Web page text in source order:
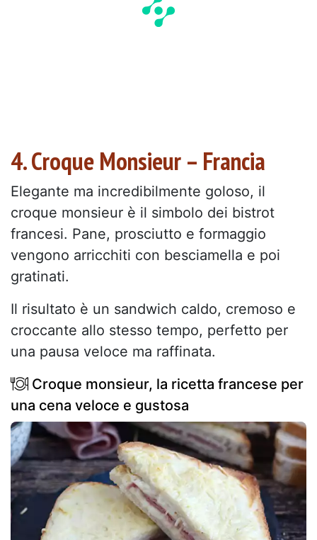
4. Croque Monsieur – Francia
Elegante ma incredibilmente goloso, il
croque monsieur è il simbolo dei bistrot
francesi. Pane, prosciutto e formaggio
vengono arricchiti con besciamella e poi
gratinati.
Il risultato è un sandwich caldo, cremoso e
croccante allo stesso tempo, perfetto per
una pausa veloce ma raffinata.
Croque monsieur, la ricetta francese per
una cena veloce e gustosa